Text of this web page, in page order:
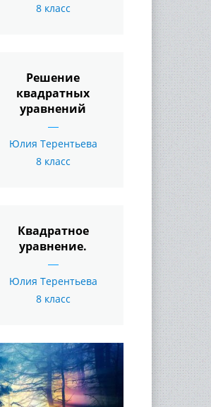
8 класс
Решение
квадратных
уравнений
Юлия Терентьева
8 класс
Квадратное
уравнение.
Юлия Терентьева
8 класс